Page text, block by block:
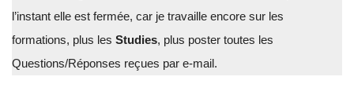
l’instant elle est fermée, car je travaille encore sur les
formations, plus les Studies, plus poster toutes les
Questions/Réponses reçues par e-mail.